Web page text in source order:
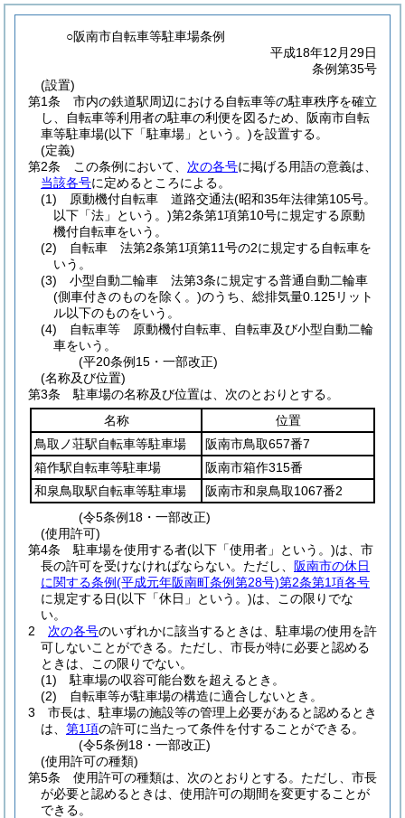
○阪南市自転車等駐車場条例
平成18年12月29日
条例第35号
(設置)
第1条
市内の鉄道駅周辺における自転車等の駐車秩序を確立
し、自転車等利用者の駐車の利便を図るため、阪南市自転
車等駐車場(以下「駐車場」という。)を設置する。
(定義)
第2条
この条例において、 次の各号に掲げる用語の意義は、
当該各号に定めるところによる。
(1)
原動機付自転車 道路交通法(昭和35年法律第105号。
以下「法」という。)第2条第1項第10号に規定する原動
機付自転車をいう。
(2)
自転車 法第2条第1項第11号の2に規定する自転車を
いう。
(3)
小型自動二輪車 法第3条に規定する普通自動二輪車
(側車付きのものを除く。)のうち、総排気量0.125リット
ル以下のものをいう。
(4)
自転車等 原動機付自転車、自転車及び小型自動二輪
車をいう。
(平20条例15・一部改正)
(名称及び位置)
第3条
駐車場の名称及び位置は、次のとおりとする。
名称
位置
鳥取ノ荘駅自転車等駐車場
阪南市鳥取657番7
箱作駅自転車等駐車場
阪南市箱作315番
和泉鳥取駅自転車等駐車場
阪南市和泉鳥取1067番2
(令5条例18・一部改正)
(使用許可)
第4条
駐車場を使用する者(以下「使用者」という。)は、市
長の許可を受けなければならない。 ただし、
阪南市の休日
に関する条例(平成元年阪南町条例第28号)第2条第1項各号
に規定する日(以下「休日」という。)は、この限りでな
い。
2
次の各号のいずれかに該当するときは、駐車場の使用を許
可しないことができる。 ただし、市長が特に必要と認める
ときは、この限りでない。
(1)
駐車場の収容可能台数を超えるとき。
(2)
自転車等が駐車場の構造に適合しないとき。
3
市長は、駐車場の施設等の管理上必要があると認めるとき
は、 第1項の許可に当たって条件を付することができる。
(令5条例18・一部改正)
(使用許可の種類)
第5条
使用許可の種類は、次のとおりとする。 ただし、市長
が必要と認めるときは、使用許可の期間を変更することが
できる。